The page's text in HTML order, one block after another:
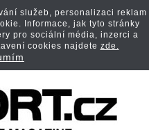
služeb, personalizaci reklam
Informace, jak tyto stránky
pro sociální média, inzerci a
cookies najdete zde.